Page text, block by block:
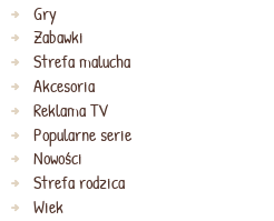
Gry
Zabawki
Strefa malucha
Akcesoria
Reklama TV
Popularne serie
Nowości
Strefa rodzica
Wiek